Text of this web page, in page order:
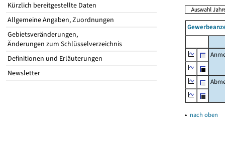
Kürzlich bereitgestellte Daten
Allgemeine Angaben, Zuordnungen
Gebietsveränderungen,
Änderungen zum Schlüsselverzeichnis
Definitionen und Erläuterungen
Newsletter
▴ nach oben